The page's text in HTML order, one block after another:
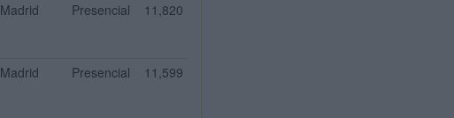
Madrid Presencial 11,820
Madrid Presencial 11,599